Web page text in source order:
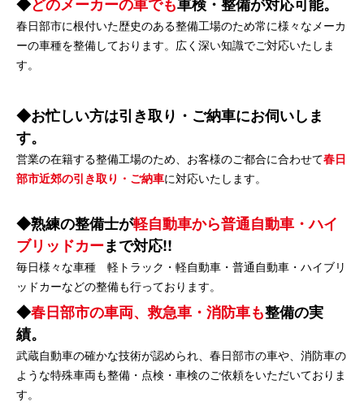
どのメーカーの車でも車検・整備が対応可能。
春日部市に根付いた歴史のある整備工場のため常に様々なメーカ
ーの車種を整備しております。広く深い知識でご対応いたしま
す。
お忙しい方は引き取り・ご納車にお伺いしま
す。
営業の在籍する整備工場のため、お客様のご都合に合わせて春日
部市近郊の引き取り・ご納車に対応いたします。
熟練の整備士が軽自動車から普通自動車・ハイ
ブリッドカーまで対応!!
毎日様々な車種 軽トラック・軽自動車・普通自動車・ハイブリ
ッドカーなどの整備も行っております。
春日部市の車両、救急車・消防車も整備の実
績。
武蔵自動車の確かな技術が認められ、春日部市の車や、消防車の
ような特殊車両も整備・点検・車検のご依頼をいただいておりま
す。